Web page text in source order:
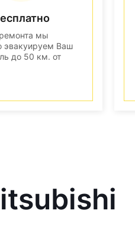
мы
эвакуируем Ваш
до 50 км. от